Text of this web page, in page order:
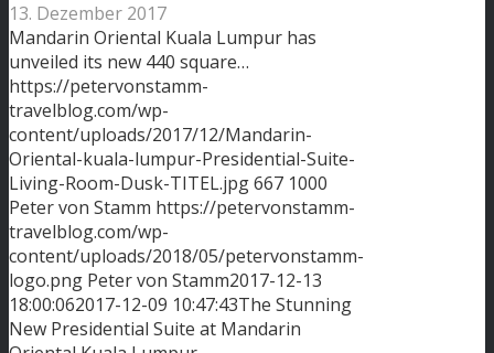
13. Dezember 2017
Mandarin Oriental Kuala Lumpur has
unveiled its new 440 square…
https://petervonstamm-
travelblog.com/wp-
content/uploads/2017/12/Mandarin-
Oriental-kuala-lumpur-Presidential-Suite-
Living-Room-Dusk-TITEL.jpg667 1000
Peter von Stamm https://petervonstamm-
travelblog.com/wp-
content/uploads/2018/05/petervonstamm-
logo.png Peter von Stamm2017-12-13
18:00:062017-12-09 10:47:43The Stunning
New Presidential Suite at Mandarin